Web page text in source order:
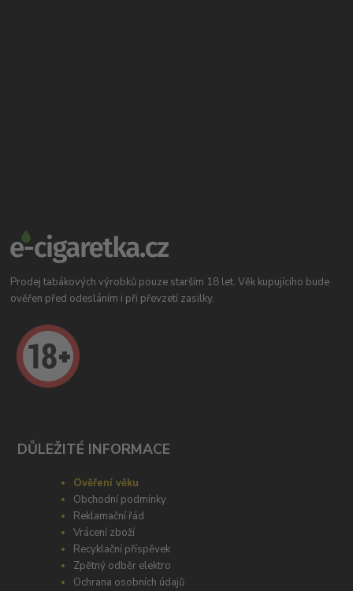
Prodej tabákových výrobků pouze starším 18 let. Věk kupujícího bude
ověřen před odesláním i při převzetí zasilky.
DŮLEŽITÉ INFORMACE
Ověření věku
Obchodní podmínky
Reklamační řád
Vrácení zboží
Recyklační příspěvek
Zpětný odběr elektro
Ochrana osobních údajů